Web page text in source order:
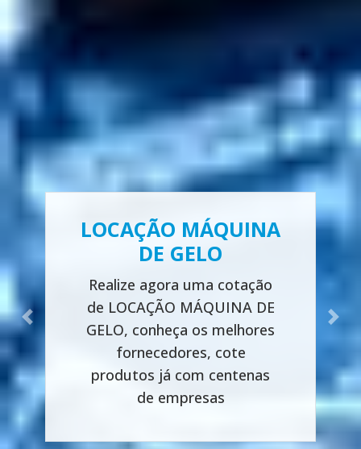
LOCAÇÃO MÁQUINA
DE GELO
Realize agora uma cotação
de LOCAÇÃO MÁQUINA DE
GELO, conheça os melhores
fornecedores, cote
produtos já com centenas
de empresas
Previous Next